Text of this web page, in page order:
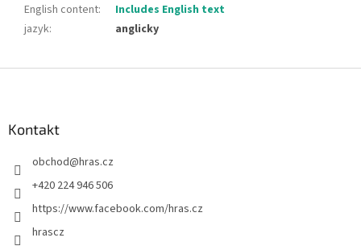
English content:
Includes English text
jazyk: anglicky
Kontakt
obchod@hras.cz
+420 224 946 506
https://www.facebook.com/hras.cz
hrascz